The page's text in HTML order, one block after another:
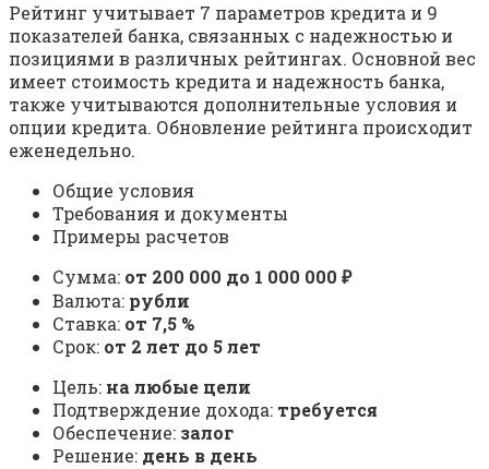
Рейтинг учитывает 7 параметров кредита и 9
показателей банка, связанных с надежностью и
позициями в различных рейтингах. Основной вес
имеет стоимость кредита и надежность банка,
также учитываются дополнительные условия и
опции кредита. Обновление рейтинга происходит
еженедельно.
Общие условия
Требования и документы
Примеры расчетов
Сумма: от 200 000 до 1 000 000 ₽
Валюта: рубли
Ставка: от 7,5 %
Срок: от 2 лет до 5 лет
Цель: на любые цели
Подтверждение дохода: требуется
Обеспечение: залог
Решение: день в день